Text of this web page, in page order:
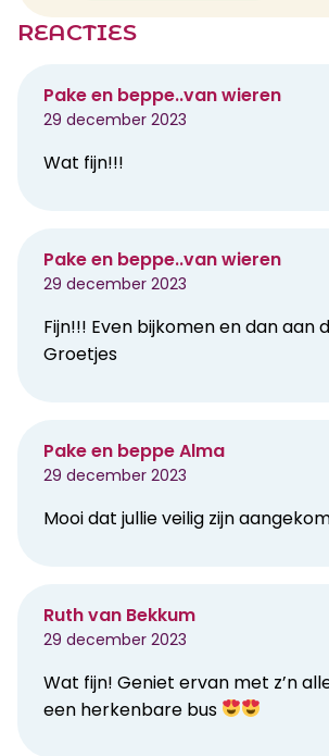
REACTIES
Pake en beppe..van wieren
29 december 2023
Wat fijn!!!
Pake en beppe..van wieren
29 december 2023
Fijn!!! Even bijkomen en dan aan
Groetjes
Pake en beppe Alma
29 december 2023
Mooi dat jullie veilig zijn
Ruth van Bekkum
29 december 2023
Wat fijn! Geniet ervan met z’n
een herkenbare bus